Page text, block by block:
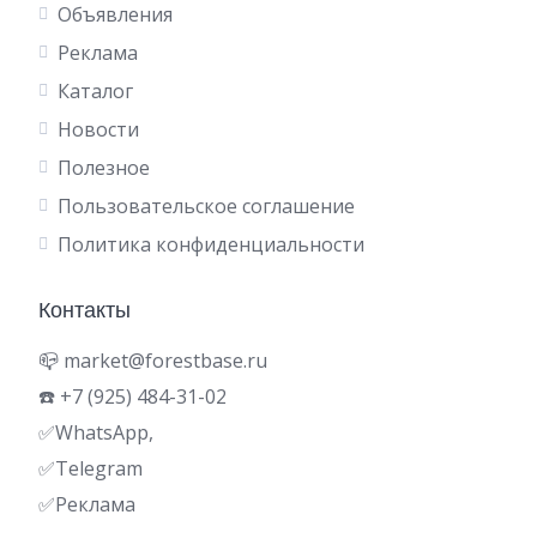
Объявления
Реклама
Каталог
Новости
Полезное
Пользовательское соглашение
Политика конфиденциальности
Контакты
📪 market@forestbase.ru
☎️ +7 (925) 484-31-02
✅WhatsApp,
✅Telegram
✅Реклама